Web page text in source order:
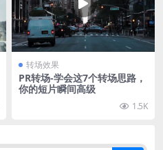
转场效果
PR转场-学会这7个转场思路，
你的短片瞬间高级
1.5K